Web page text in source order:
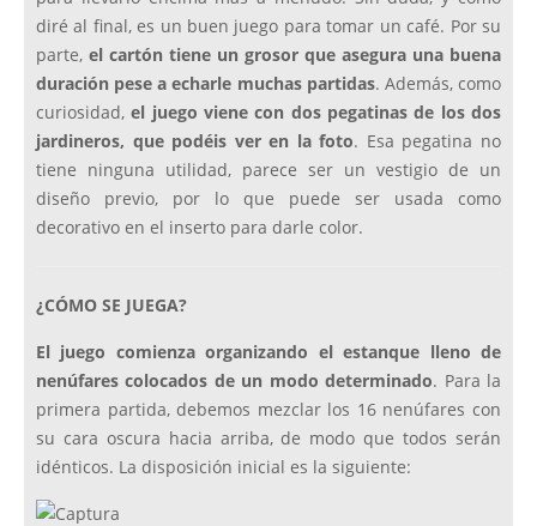
diré al final, es un buen juego para tomar un café. Por su
parte, el cartón tiene un grosor que asegura una buena
duración pese a echarle muchas partidas. Además, como
curiosidad,el juego viene con dos pegatinas de los dos
jardineros, que podéis ver en la foto. Esa pegatina no
tiene ninguna utilidad, parece ser un vestigio de un
diseño previo, por lo que puede ser usada como
decorativo en el inserto para darle color.
¿CÓMO SE JUEGA?
El juego comienza organizando el estanque lleno de
nenúfares colocados de un modo determinado. Para la
primera partida, debemos mezclar los 16 nenúfares con
su cara oscura hacia arriba, de modo que todos serán
idénticos. La disposición inicial es la siguiente: